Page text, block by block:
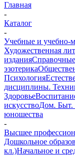
Главная
-
Каталог
-
Учебные и учебно-
Художественная
издания
эзотерика
Психология
дисциплины.
Здоровье
искусствоДом. Быт.
юношества
-
Высшее
Дошкольное
кл.)Начальное и